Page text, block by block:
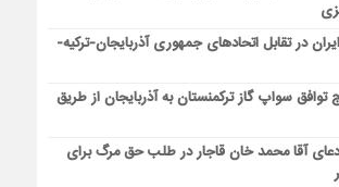
در تقابل اتحادهای جمهوری آذربایجان-ترکیه-
توافق سواپ گاز ترکمنستان به آذربایجان از طریق
آقا محمد خان قاجار در طلب حق مرگ برای